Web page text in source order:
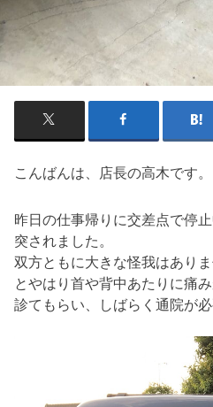
こんばんは、店長の高木です。
昨日の仕事帰りに交差点で停
突されました。
双方ともに大きな怪我はあり
とやはり首や背中あたりに痛
診てもらい、しばらく通院が